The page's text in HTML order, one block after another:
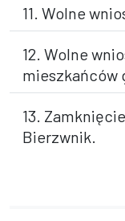
11. Wolne
12. Wolne
mieszkańców
13.
Bierzwnik.